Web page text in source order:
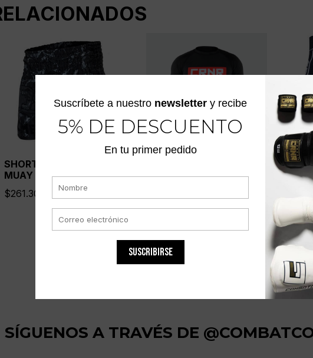
SHORTS JUMBO DE
MUAY THAI GRIS CRUSH
$261.300
AND CHOKE
PRO
SÍGUENOS A TRAVÉS DE
Suscríbete a nuestro newsletter y recibe
5% DE DESCUENTO
En tu primer pedido
SUSCRIBIRSE